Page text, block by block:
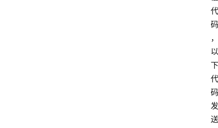
代
码
，
以
下
代
码
发
送